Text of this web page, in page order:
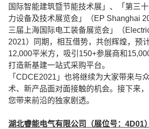
国际智能建筑暨节能技术展」、「第三
力设备及技术展览会」（EP Shanghai
三届上海国际电工装备展览会」（
2021）同期，相互借势，共创辉煌，预
12,000平米方，吸引150+参展商和
打造新基建一站式采购平台。
「CDCE2021」也将继续为大家带来与
术、新产品面对面接触的机会。接下来
您带来前沿的独家剧透。
湖北睿能电气有限公司（展位号：4D01）